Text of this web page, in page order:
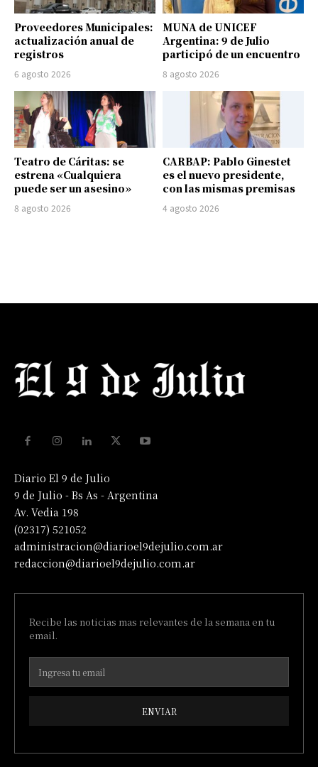
Proveedores Municipales:
actualización anual de
registros
6 agosto 2026
MUNA de UNICEF
Argentina: 9 de Julio
participó de un encuentro
8 agosto 2026
Teatro de Cáritas: se
estrena «Cualquiera
puede ser un asesino»
8 agosto 2026
CARBAP: Pablo Ginestet
es el nuevo presidente,
con las mismas premisas
4 agosto 2026
Diario El 9 de Julio
9 de Julio - Bs As - Argentina
Av. Vedia 198
(02317) 521052
administracion@diarioel9dejulio.com.ar
redaccion@diarioel9dejulio.com.ar
Recibe las noticias mas relevantes de la semana en tu
email.
ENVIAR